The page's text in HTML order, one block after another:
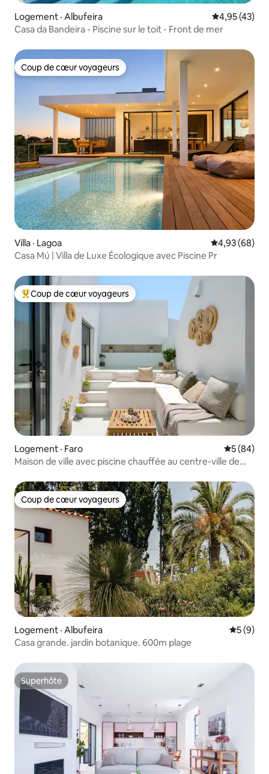
Logement · Albufeira Note
4,95 (43)
Casa da Bandeira - Piscine sur le toit - Front de mer
Coup de cœur voyageurs
Coup de cœur voyageurs
Villa · Lagoa Note
4,93 (68)
Casa Mú | Villa de Luxe Écologique avec Piscine Pr
Coup de cœur voyageurs parmi les plus aimés
Coup de cœur voyageurs
Logement · Faro Note
5 (84)
Maison de ville avec piscine chauffée au centre-ville de
Coup de cœur voyageurs
Coup de cœur voyageurs
Logement · Albufeira Note
5 (9)
Casa grande. jardin botanique. 600m plage
Superhôte
Superhôte